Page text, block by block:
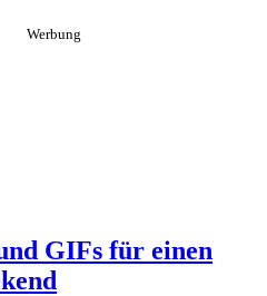
GIFs für einen